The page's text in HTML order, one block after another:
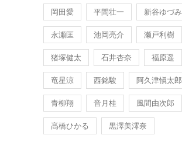
岡田愛 平間壮一 新谷ゆづみ
永瀬匡 池岡亮介 瀬戸利樹
猪塚健太 石井杏奈 福原遥
竜星涼 西銘駿 阿久津愼太郎
青柳翔 音月桂 風間由次郎
髙橋ひかる 黒澤美澪奈